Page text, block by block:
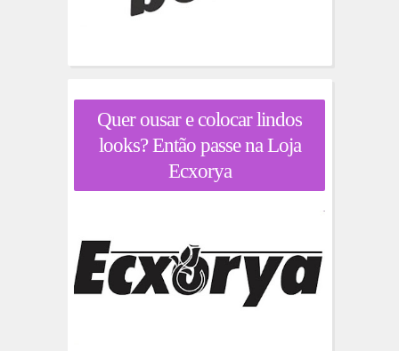
Quer ousar e colocar lindos
looks? Então passe na Loja
Ecxorya